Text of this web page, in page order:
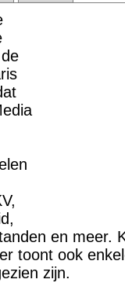
en meer.
toont ook
zijn.